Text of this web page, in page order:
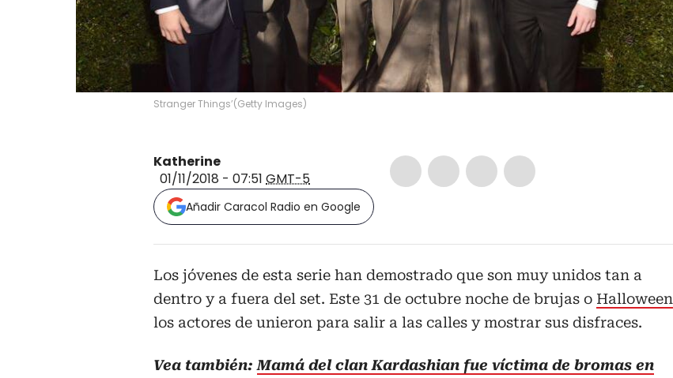
Stranger Things’(Getty Images)
Katherine
01/11/2018 - 07:51 GMT-5
Añadir Caracol Radio en Google
Los jóvenes de esta serie han demostrado que son muy unidos tan a
dentro y a fuera del set. Este 31 de octubre noche de brujas o Halloween
los actores de unieron para salir a las calles y mostrar sus disfraces.
Vea también:Mamá del clan Kardashian fue víctima de bromas en